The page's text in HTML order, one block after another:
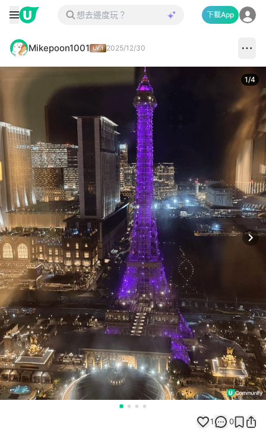
下載App
Mikepoon1001 2025/12/30
1/4
1 0